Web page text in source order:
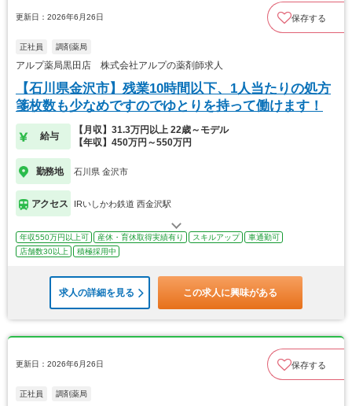
更新日：2026年6月26日 保存する
正社員 調剤薬局
アルプ薬局黒田店 株式会社アルプの薬剤師求人
【石川県金沢市】残業10時間以下、1人当たりの処方
箋枚数も少なめですのでゆとりを持って働けます！
給与
【月収】31.3万円以上 22歳～モデル
【年収】450万円～550万円
勤務地 石川県 金沢市
アクセス IRいしかわ鉄道 西金沢駅
年収550万円以上可 産休・育休取得実績有り スキルアップ
車通勤可
店舗数30以上
積極採用中
求人の詳細を見る この求人に興味がある
更新日：2026年6月26日 保存する
正社員 調剤薬局